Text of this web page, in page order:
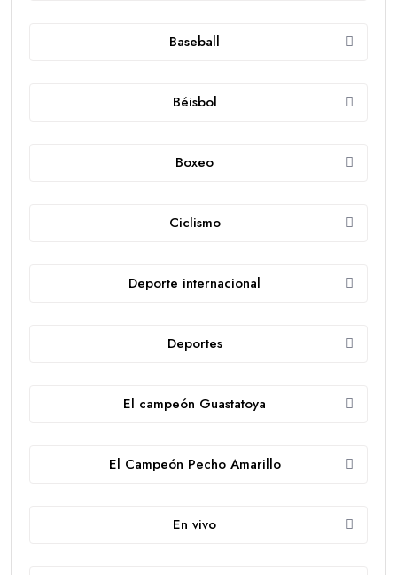
Baseball
Béisbol
Boxeo
Ciclismo
Deporte internacional
Deportes
El campeón Guastatoya
El Campeón Pecho Amarillo
En vivo